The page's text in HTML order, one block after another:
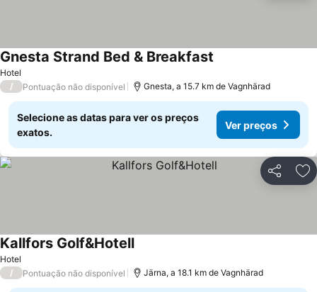
Hotel
Gnesta Strand Bed & Breakfast
/ Pontuação não disponível Gnesta, a 15.7 km de Vagnhärad
Selecione as datas para ver os preços
exatos.
Ver preços
Partilhar
Hotel
Kallfors Golf&HotellVer preços
/ Pontuação não disponível Järna, a 18.1 km de Vagnhärad